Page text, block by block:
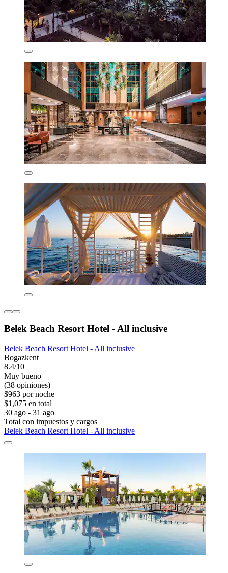
Belek Beach Resort Hotel - All inclusive
Belek Beach Resort Hotel - All inclusive
Bogazkent
8.4/10
Muy bueno
(38 opiniones)
$963 por noche
$1,075 en total
30 ago - 31 ago
Total con impuestos y cargos
Belek Beach Resort Hotel - All inclusive